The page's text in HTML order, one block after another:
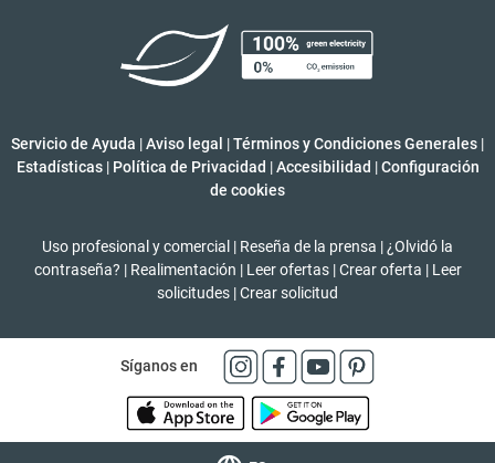
Servicio de Ayuda |Aviso legal |Términos y Condiciones Generales |
Estadísticas | Política de Privacidad | Accesibilidad | Configuración
de cookies
Uso profesional y comercial | Reseña de la prensa | ¿Olvidó la
contraseña? | Realimentación | Leer ofertas | Crear oferta | Leer
solicitudes |Crear solicitud
Síganos en